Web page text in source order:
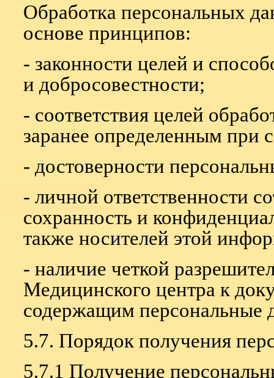
Обработка персональных
основе принципов:
- законности целей и
и добросовестности;
- соответствия целей
заранее определенным при
- достоверности
- личной ответственности
сохранность и
также носителей этой
- наличие четкой
Медицинского центра к
содержащим персональные
5.7. Порядок получения
5.7.1 Получение